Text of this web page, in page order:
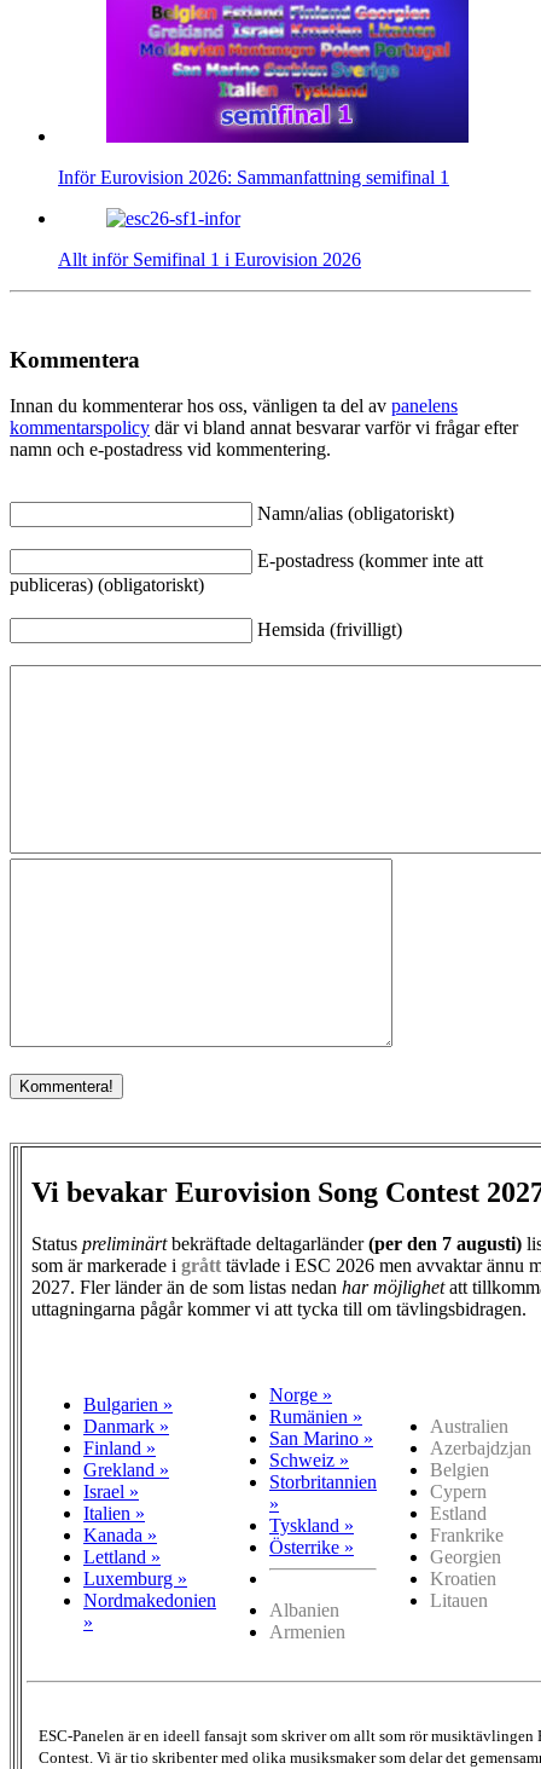
Inför Eurovision 2026: Sammanfattning semifinal 1
Allt inför Semifinal 1 i Eurovision 2026
Kommentera
Innan du kommenterar hos oss, vänligen ta del av panelens
kommentarspolicy där vi bland annat besvarar varför vi frågar efter
namn och e-postadress vid kommentering.
Namn/alias (obligatoriskt)
E-postadress (kommer inte att
publiceras) (obligatoriskt)
Hemsida (frivilligt)
Vi bevakar Eurovision Song Contest
Status preliminärtbekräftade deltagarländer(per den 7 augusti)
som är markerade i grått tävlade i ESC 2026 men avvaktar ännu
2027. Fler länder än de som listas nedan har möjlighetatt
uttagningarna pågår kommer vi att tycka till om tävlingsbidragen.
Bulgarien »
Danmark »
Finland »
Grekland »
Israel »
Italien »
Kanada »
Lettland »
Luxemburg »
Nordmakedonien
»
Norge »
Rumänien »
San Marino »
Schweiz »
Storbritannien
»
Tyskland »
Österrike »
Albanien
Armenien
Australien
Azerbajdzjan
Belgien
Cypern
Estland
Frankrike
Georgien
Kroatien
Litauen
ESC-Panelen är en ideell fansajt som skriver om allt som rör musiktävlingen
Contest. Vi är tio skribenter med olika musiksmaker som delar det